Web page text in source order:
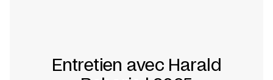
Entretien avec Harald